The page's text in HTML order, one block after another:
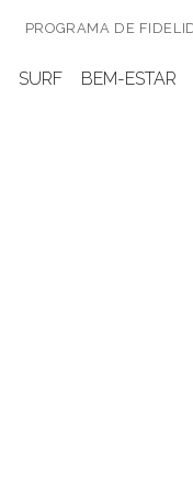
PROGRAMA DE
SURF BEM-ESTAR